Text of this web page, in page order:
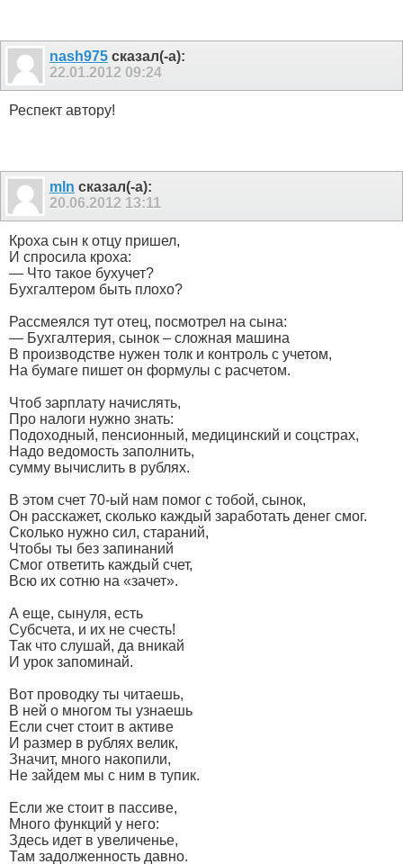
nash975 сказал(-а):
22.01.2012 09:24
Респект автору!
mln сказал(-а):
20.06.2012 13:11
Кроха сын к отцу пришел,
И спросила кроха:
— Что такое бухучет?
Бухгалтером быть плохо?
Рассмеялся тут отец, посмотрел на сына:
— Бухгалтерия, сынок – сложная машина
В производстве нужен толк и контроль с учетом,
На бумаге пишет он формулы с расчетом.
Чтоб зарплату начислять,
Про налоги нужно знать:
Подоходный, пенсионный, медицинский и соцстрах,
Надо ведомость заполнить,
сумму вычислить в рублях.
В этом счет 70-ый нам помог с тобой, сынок,
Он расскажет, сколько каждый заработать денег смог.
Сколько нужно сил, стараний,
Чтобы ты без запинаний
Смог ответить каждый счет,
Всю их сотню на «зачет».
А еще, сынуля, есть
Субсчета, и их не счесть!
Так что слушай, да вникай
И урок запоминай.
Вот проводку ты читаешь,
В ней о многом ты узнаешь
Если счет стоит в активе
И размер в рублях велик,
Значит, много накопили,
Не зайдем мы с ним в тупик.
Если же стоит в пассиве,
Много функций у него:
Здесь идет в увеличенье,
Там задолженность давно.